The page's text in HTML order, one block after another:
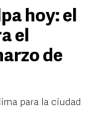
hoy: el
el
de
para la ciudad